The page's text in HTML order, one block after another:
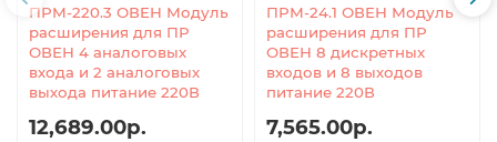
ПРМ-220.3 ОВЕН Модуль
расширения для ПР
ОВЕН 4 аналоговых
входа и 2 аналоговых
выхода питание 220В
12,689.00р.
ПРМ-24.1 ОВЕН Модуль
расширения для ПР
ОВЕН 8 дискретных
входов и 8 выходов
питание 220В
7,565.00р.